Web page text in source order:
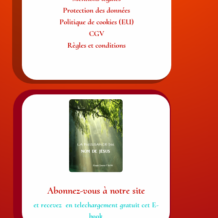
Protection des données
Politique de cookies (EU)
CGV
Règles et conditions
Abonnez-vous à notre site
et recevez en telechargement gratuit cet E-
book